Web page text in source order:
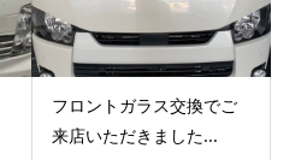
フロントガラス交換でご
来店いただきました...